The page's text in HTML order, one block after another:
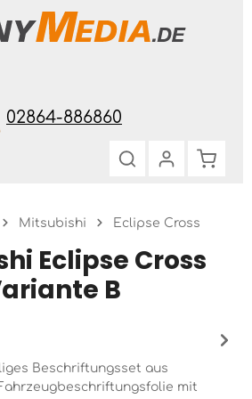
02864-886860
Mitsubishi Eclipse Cross
Eclipse Cross
B
Beschriftungsset aus
mit